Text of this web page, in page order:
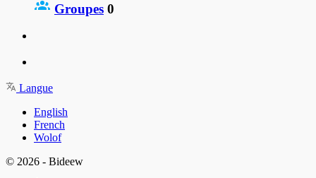
Groupes 0
Langue
English
French
Wolof
© 2026 - Bideew